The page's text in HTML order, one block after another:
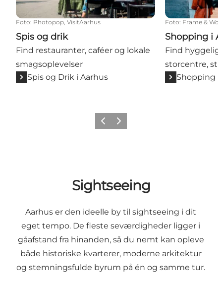
Foto: Photopop, VisitAarhus
Spis og drik
Find restauranter, caféer og lokale
smagsoplevelser
Spis og Drik i Aarhus
Foto: Frame &
Shopping i
Find
storcentre,
Shopping i
ForrigeNæste
Sightseeing
Aarhus er den ideelle by til sightseeing i dit
eget tempo. De fleste seværdigheder ligger i
gåafstand fra hinanden, så du nemt kan opleve
både historiske kvarterer, moderne arkitektur
og stemningsfulde byrum på én og samme tur.